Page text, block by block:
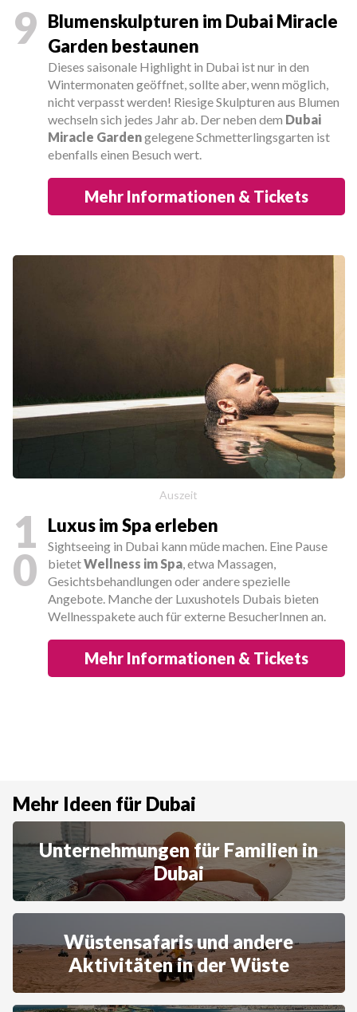
9 Blumenskulpturen im Dubai Miracle
Garden bestaunen
Dieses saisonale Highlight in Dubai ist nur in den
Wintermonaten geöffnet, sollte aber, wenn möglich,
nicht verpasst werden! Riesige Skulpturen aus Blumen
wechseln sich jedes Jahr ab. Der neben dem Dubai
Miracle Gardengelegene Schmetterlingsgarten ist
ebenfalls einen Besuch wert.
Mehr Informationen & Tickets
Auszeit
1
0
Luxus im Spa erleben
Sightseeing in Dubai kann müde machen. Eine Pause
bietetWellness im Spa, etwa Massagen,
Gesichtsbehandlungen oder andere spezielle
Angebote. Manche der Luxushotels Dubais bieten
Wellnesspakete auch für externe BesucherInnen an.
Mehr Informationen & Tickets
Mehr Ideen für Dubai
Unternehmungen für Familien in
Dubai
Wüstensafaris und andere
Aktivitäten in der Wüste